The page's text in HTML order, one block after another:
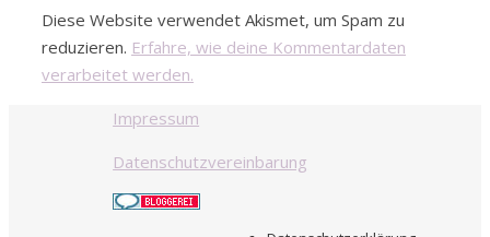
Diese Website verwendet Akismet, um Spam zu
reduzieren. Erfahre, wie deine Kommentardaten
verarbeitet werden.
Impressum
Datenschutzvereinbarung